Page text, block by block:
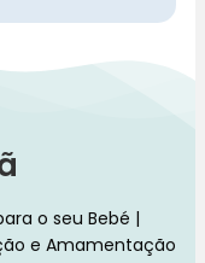
o seu Bebé |
e Amamentação